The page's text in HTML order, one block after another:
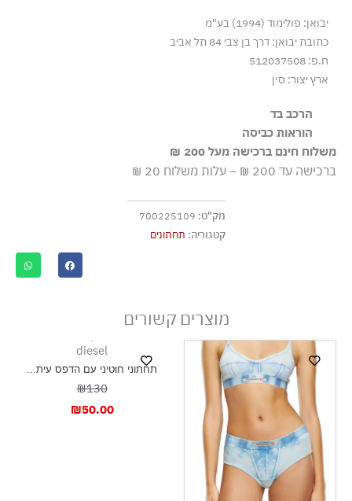
יבואן: פולימוד (1994) בע"מ
כתובת יבואן: דרך בן צבי 84 תל אביב
ח.פ: 512037508
ארץ יצור: סין
הרכב בד
פוליאמיד-ניילון 20% אלסטן-ספנדקס, Guet 100% כותנה
הוראות כביסה
שטיפה ידנית
ללא חומרי הלבנה, ללא השריה
גיהוץ בחום נמוך
אסור לנקות בניקוי יבש
משלוח חינם ברכישה מעל 200 ₪
ברכישה עד 200 ₪ – עלות משלוח 20 ₪
מק"ט: 700225109
קטגוריה: תחתונים
מוצרים קשורים
diesel
תחתוני חוטיני עם הדפס עית...
₪130
₪50.00